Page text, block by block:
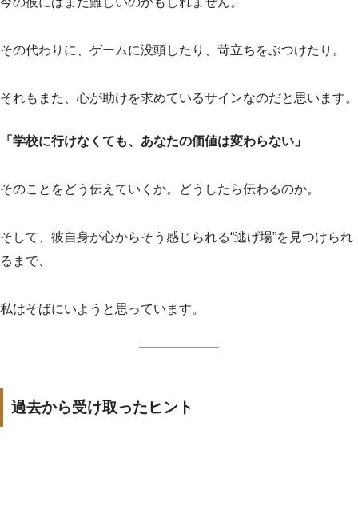
その代わりに、ゲームに没頭したり、苛立ちをぶつけたり。
それもまた、心が助けを求めているサインなのだと思います。
「学校に行けなくても、あなたの価値は変わらない」
そのことをどう伝えていくか。どうしたら伝わるのか。
そして、彼自身が心からそう感じられる“逃げ場”を見つけられ
るまで、
私はそばにいようと思っています。
過去から受け取ったヒント